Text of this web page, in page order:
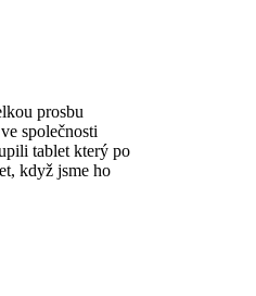
prosbu
společnosti
tablet který po
když jsme ho